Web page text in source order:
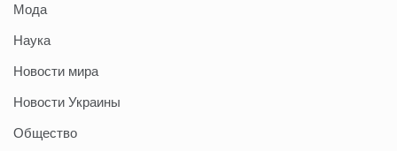
Мода
Наука
Новости мира
Новости Украины
Общество